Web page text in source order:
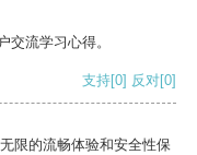
交流学习心得。
支持[0] 反对[0]
限的流畅体验和安全性保